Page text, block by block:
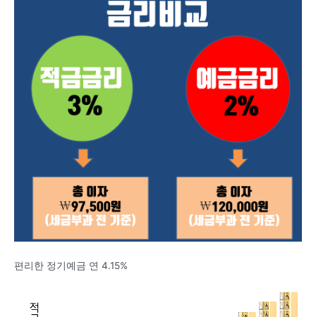
편리한 정기예금 연 4.15%